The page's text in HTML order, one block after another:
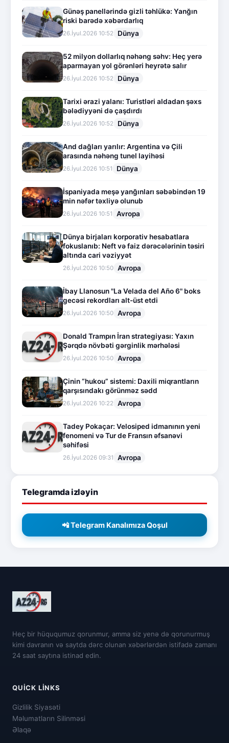
Günəş panellərində gizli təhlükə: Yanğın
riski barədə xəbərdarlıq
26.İyul.2026 10:52 Dünya
52 milyon dollarlıq nəhəng səhv: Heç yerə
aparmayan yol görənləri heyrətə salır
26.İyul.2026 10:52 Dünya
Tarixi ərazi yalanı: Turistləri aldadan şəxs
bələdiyyəni də çaşdırdı
26.İyul.2026 10:52 Dünya
And dağları yarılır: Argentina və Çili
arasında nəhəng tunel layihəsi
26.İyul.2026 10:51 Dünya
İspaniyada meşə yanğınları səbəbindən 19
min nəfər təxliyə olunub
26.İyul.2026 10:51 Avropa
Dünya birjaları korporativ hesabatlara
fokuslanıb: Neft və faiz dərəcələrinin təsiri
altında cari vəziyyət
26.İyul.2026 10:50 Avropa
İbay Llanosun "La Velada del Año 6" boks
gecəsi rekordları alt-üst etdi
26.İyul.2026 10:50 Avropa
Donald Trampın İran strategiyası: Yaxın
Şərqdə növbəti gərginlik mərhələsi
26.İyul.2026 10:50 Avropa
Çinin “hukou” sistemi: Daxili miqrantların
qarşısındakı görünməz sədd
26.İyul.2026 10:22 Avropa
Tadey Pokaçar: Velosiped idmanının yeni
fenomeni və Tur de Fransın əfsanəvi
səhifəsi
26.İyul.2026 09:31 Avropa
Telegramda izləyin
📲 Telegram Kanalımıza Qoşul
Heç bir hüququmuz qorunmur, amma siz yenə də qorunurmuş
kimi davranın və saytda dərc olunan xəbərlərdən istifadə zamanı
24 saat saytına istinad edin.
QUICK LINKS
Gizlilik Siyasəti
Məlumatların Silinməsi
Əlaqə